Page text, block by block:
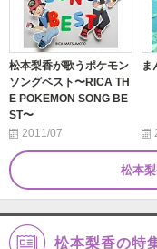
松本梨香が歌うポケモン
ソングベスト〜RICA TH
E POKEMON SONG BE
ST〜
2011/07
ま
松本
松本梨香の特